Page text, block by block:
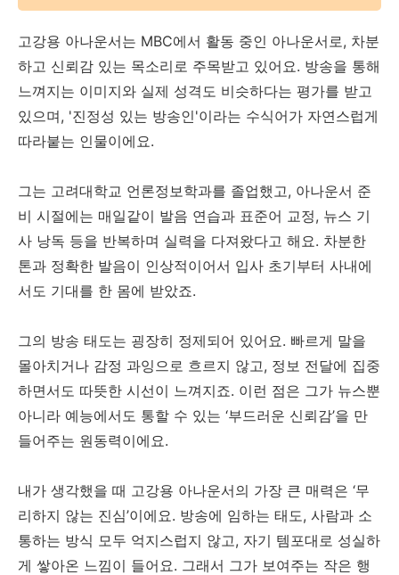
고강용 아나운서는 MBC에서 활동 중인 아나운서로, 차분
하고 신뢰감 있는 목소리로 주목받고 있어요. 방송을 통해
느껴지는 이미지와 실제 성격도 비슷하다는 평가를 받고
있으며, '진정성 있는 방송인'이라는 수식어가 자연스럽게
따라붙는 인물이에요.
그는 고려대학교 언론정보학과를 졸업했고, 아나운서 준
비 시절에는 매일같이 발음 연습과 표준어 교정, 뉴스 기
사 낭독 등을 반복하며 실력을 다져왔다고 해요. 차분한
톤과 정확한 발음이 인상적이어서 입사 초기부터 사내에
서도 기대를 한 몸에 받았죠.
그의 방송 태도는 굉장히 정제되어 있어요. 빠르게 말을
몰아치거나 감정 과잉으로 흐르지 않고, 정보 전달에 집중
하면서도 따뜻한 시선이 느껴지죠. 이런 점은 그가 뉴스뿐
아니라 예능에서도 통할 수 있는 ‘부드러운 신뢰감’을 만
들어주는 원동력이에요.
내가 생각했을 때 고강용 아나운서의 가장 큰 매력은 ‘무
리하지 않는 진심’이에요. 방송에 임하는 태도, 사람과 소
통하는 방식 모두 억지스럽지 않고, 자기 템포대로 성실하
게 쌓아온 느낌이 들어요. 그래서 그가 보여주는 작은 행